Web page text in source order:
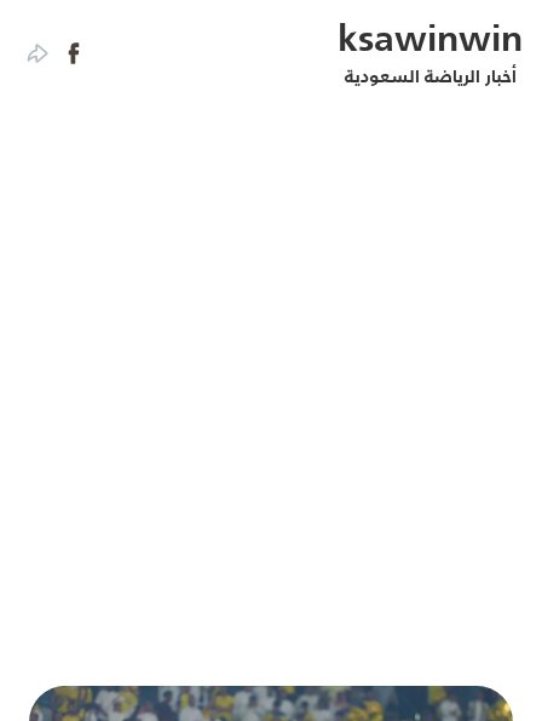
ksawinwin
أخبار الرياضة السعودية